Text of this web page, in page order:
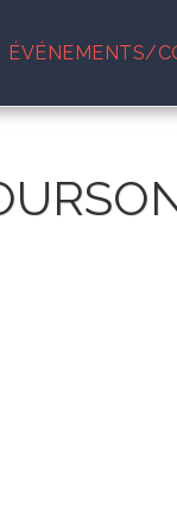
ÉVÉNEMENTS/